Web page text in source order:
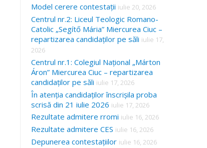
Model cerere contestații iulie 20, 2026
Centrul nr.2: Liceul Teologic Romano-
Catolic „Segítő Mária” Miercurea Ciuc –
repartizarea candidaților pe săli iulie 17,
2026
Centrul nr.1: Colegiul Național „Márton
Áron” Miercurea Ciuc – repartizarea
candidaților pe săli iulie 17, 2026
În atenția candidaților înscrișila proba
scrisă din 21 iulie 2026 iulie 17, 2026
Rezultate admitere rromi iulie 16, 2026
Rezultate admitere CES iulie 16, 2026
Depunerea contestațiilor iulie 16, 2026